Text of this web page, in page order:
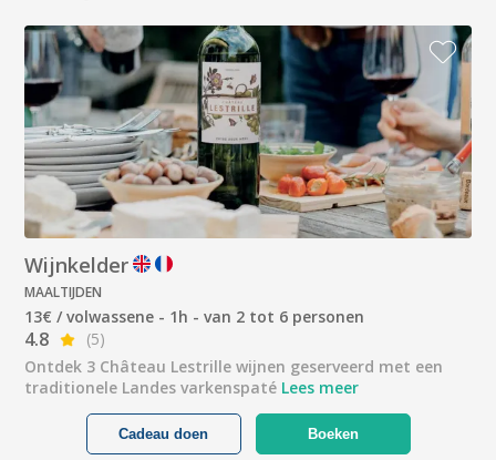
Wijnkelder
MAALTIJDEN
13€ / volwassene - 1h - van 2 tot 6 personen
4.8
(5)
Ontdek 3 Château Lestrille wijnen geserveerd met een
traditionele Landes varkenspaté Lees meer
Boeken
Cadeau doen